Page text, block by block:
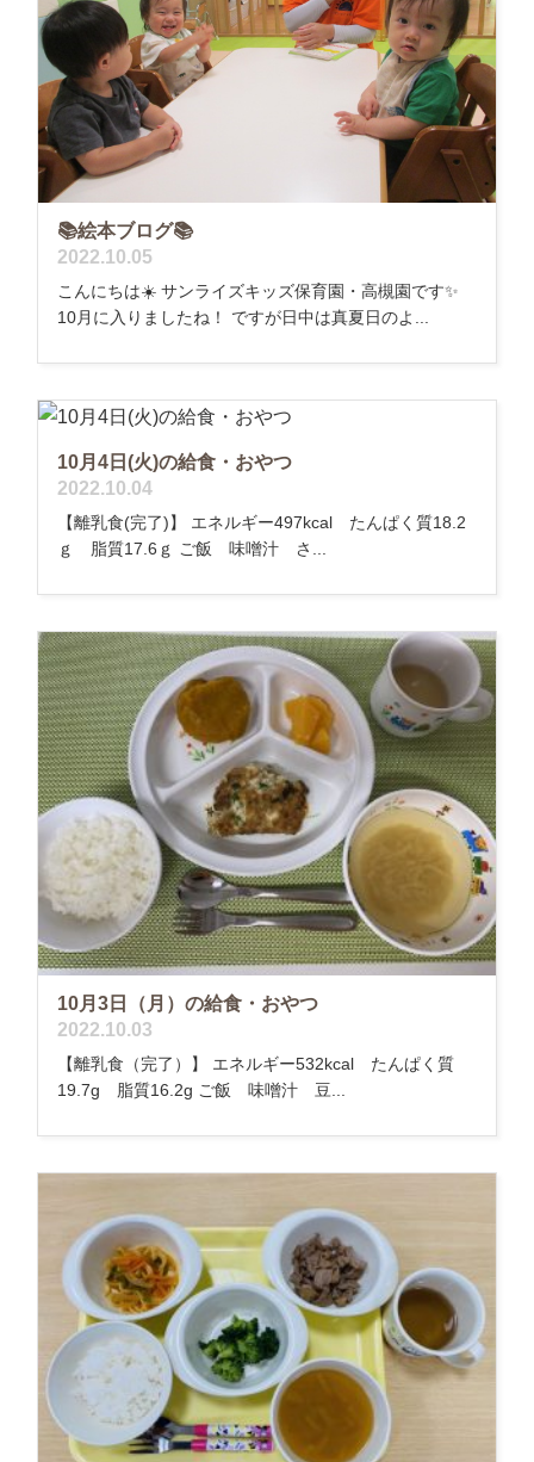
📚絵本ブログ📚
2022.10.05
こんにちは☀️ サンライズキッズ保育園・高槻園です✨
10月に入りましたね！ ですが日中は真夏日のよ...
10月4日(火)の給食・おやつ
2022.10.04
【離乳食(完了)】 エネルギー497kcal たんぱく質18.2
ｇ 脂質17.6ｇ ご飯 味噌汁 さ...
10月3日（月）の給食・おやつ
2022.10.03
【離乳食（完了）】 エネルギー532kcal たんぱく質
19.7g 脂質16.2g ご飯 味噌汁 豆...